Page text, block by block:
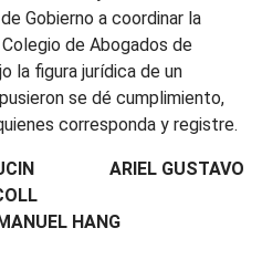
Gobierno a coordinar la
de Abogados de
la figura jurídica de un
se dé cumplimiento,
corresponda y registre.
ARIEL GUSTAVO
HANG